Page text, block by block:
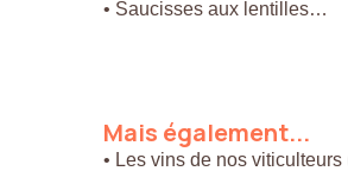
• Saucisses aux lentilles…
Mais également...
• Les vins de nos